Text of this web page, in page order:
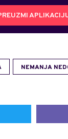
NEMANJA